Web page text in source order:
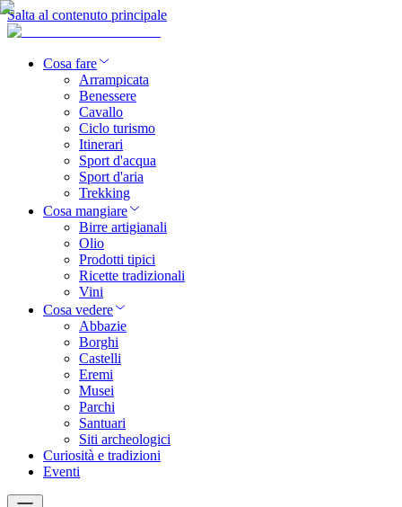
Salta al contenuto principale
Cosa fare
Arrampicata
Benessere
Cavallo
Ciclo turismo
Itinerari
Sport d'acqua
Sport d'aria
Trekking
Cosa mangiare
Birre artigianali
Olio
Prodotti tipici
Ricette tradizionali
Vini
Cosa vedere
Abbazie
Borghi
Castelli
Eremi
Musei
Parchi
Santuari
Siti archeologici
Curiosità e tradizioni
Eventi